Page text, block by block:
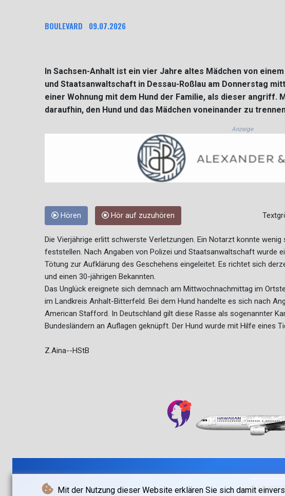
Mit der Nutzung dieser Website erklären Sie sich damit
BOULEVARD 09.07.2026
In Sachsen-Anhalt ist ein vier Jahre altes Mädchen von
und Staatsanwaltschaft in Dessau-Roßlau am Donnerstag
einer Wohnung mit dem Hund der Familie, als dieser angriff.
daraufhin, den Hund und das Mädchen voneinander zu
Anzeige
Hören Hör auf zuzuhören
Die Vierjährige erlitt schwerste Verletzungen. Ein Notarzt konnte
feststellen. Nach Angaben von Polizei und Staatsanwaltschaft wurde
Tötung zur Aufklärung des Geschehens eingeleitet. Es richtet sich
und einen 30-jährigen Bekannten.
Das Unglück ereignete sich demnach am Mittwochnachmittag im
im Landkreis Anhalt-Bitterfeld. Bei dem Hund handelte es sich nach
American Stafford. In Deutschland gilt diese Rasse als sogenannter
Bundesländern an Auflagen geknüpft. Der Hund wurde mit Hilfe eines
Z.Aina--HStB
©